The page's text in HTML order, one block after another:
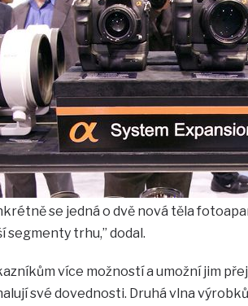
se jedná o dvě nová těla
segmenty trhu,” dodal.
více možností a umožní jim
své dovednosti. Druhá vlna